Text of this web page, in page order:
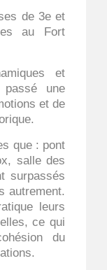
de 3e et
au Fort
et
une
et de
que : pont
salle des
surpassés
autrement.
leurs
ce qui
du